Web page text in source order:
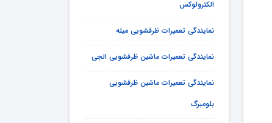
الکترولوکس
نمایندگی تعمیرات ظرفشویی میله
نمایندگی تعمیرات ماشین ظرفشویی الجی
نمایندگی تعمیرات ماشین ظرفشویی
بلومبرگ